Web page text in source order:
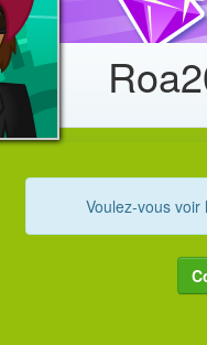
Voulez-vous